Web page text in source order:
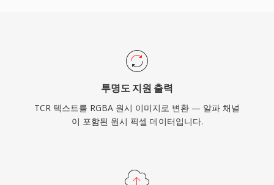
투명도 지원 출력
TCR 텍스트를 RGBA 원시 이미지로 변환 — 알파 채널
이 포함된 원시 픽셀 데이터입니다.